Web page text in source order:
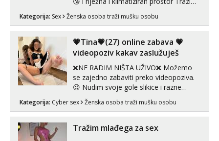
Pusenje i gutanje sperme Erotsko rublje
tijelu Iskljucivo neradim analni !!! I
neljubim se Wha...
Kategorija: Sex Ženska osoba traži mušku osobu
💗Tina💗(27) online zabava 💗
videopoziv kakav zaslužuješ
❌NE RADIM NIŠTA UŽIVO❌ Možemo
se zajedno zabaviti preko videopoziva.
😉 Nudim svoje gole slikice i razne
videouradke. 🤩 Za online zabavu pošalji
poruku na Whatsapp, Telegram ili Viber.
autentičnosti možeš me vidjeti na
videopozivu. 😉 S vama sam vec 5 ...
Kategorija: Cyber sex Ženska osoba traži mušku osobu
Tražim mlađega za sex